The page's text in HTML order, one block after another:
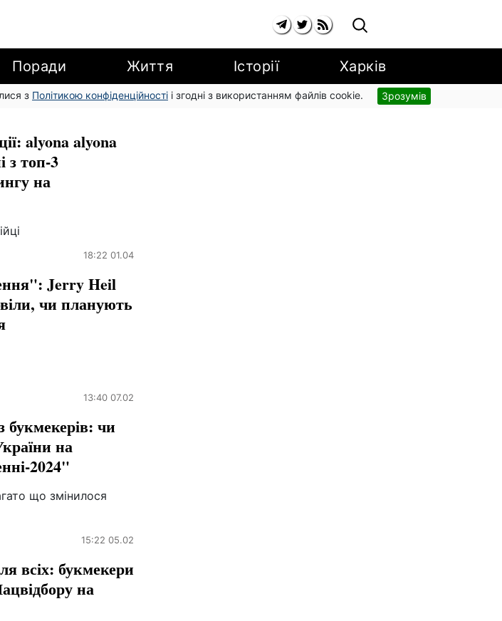
Поради Життя Історії Харків
з Політикою конфіденційності і згодні з використанням файлів cookie. Зрозумів
alyona alyona
з топ-3
на
18:22 01.04
Jerry Heil
чи планують
13:40 07.02
букмекерів: чи
на
2024"
що змінилося
15:22 05.02
всіх: букмекери
на